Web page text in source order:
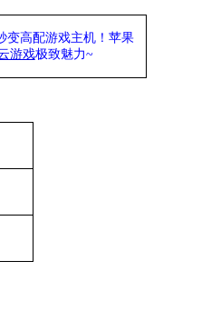
变高配游戏主机！苹果
游戏极致魅力~